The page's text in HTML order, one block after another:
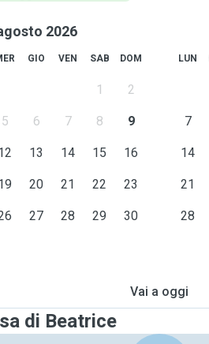
2026
GIO VEN SAB DOM
1 2
5 6 7 8 9
13 14 15 16
20 21 22 23
27 28 29 30
LUN
7
14
21
28
Vai a oggi
di Beatrice